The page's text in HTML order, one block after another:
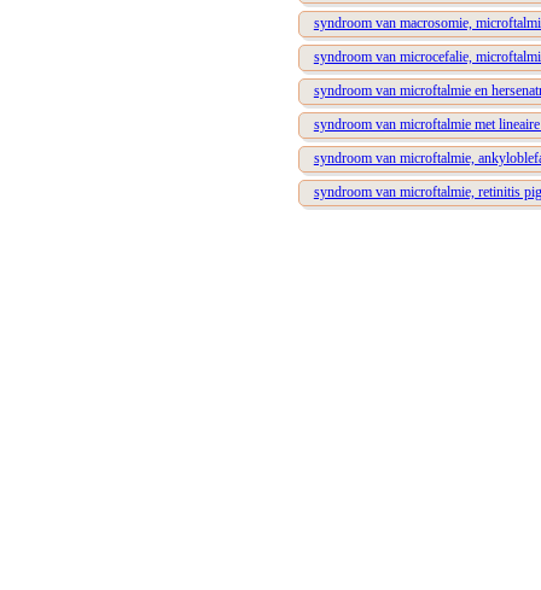
syndroom van macrosomie,
syndroom van microcefalie,
syndroom van microftalmie en
syndroom van microftalmie met
syndroom van microftalmie,
syndroom van microftalmie, retinitis